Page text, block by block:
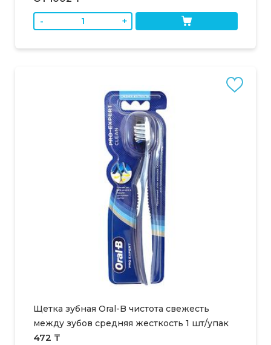
-
+
Щетка зубная Oral-B чистота свежесть
между зубов средняя жесткость 1 шт/упак
472 ₸